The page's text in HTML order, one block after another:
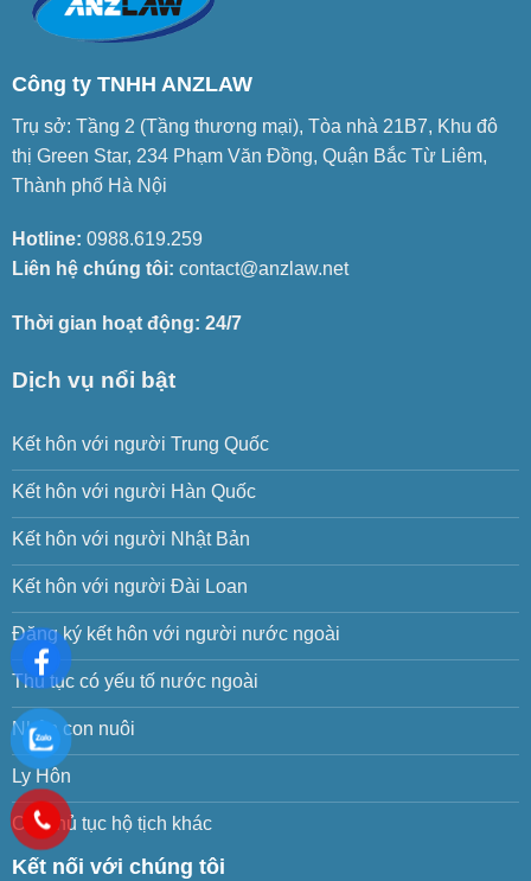
Công ty TNHH ANZLAW
Trụ sở: Tầng 2 (Tầng thương mại), Tòa nhà 21B7, Khu đô
thị Green Star, 234 Phạm Văn Đồng, Quận Bắc Từ Liêm,
Thành phố Hà Nội
Hotline: 0988.619.259
Liên hệ chúng tôi: contact@anzlaw.net
Thời gian hoạt động: 24/7
Dịch vụ nổi bật
Kết hôn với người Trung Quốc
Kết hôn với người Hàn Quốc
Kết hôn với người Nhật Bản
Kết hôn với người Đài Loan
Đăng ký kết hôn với người nước ngoài
Thủ tục có yếu tố nước ngoài
Nhận con nuôi
Ly Hôn
Các thủ tục hộ tịch khác
Kết nối với chúng tôi